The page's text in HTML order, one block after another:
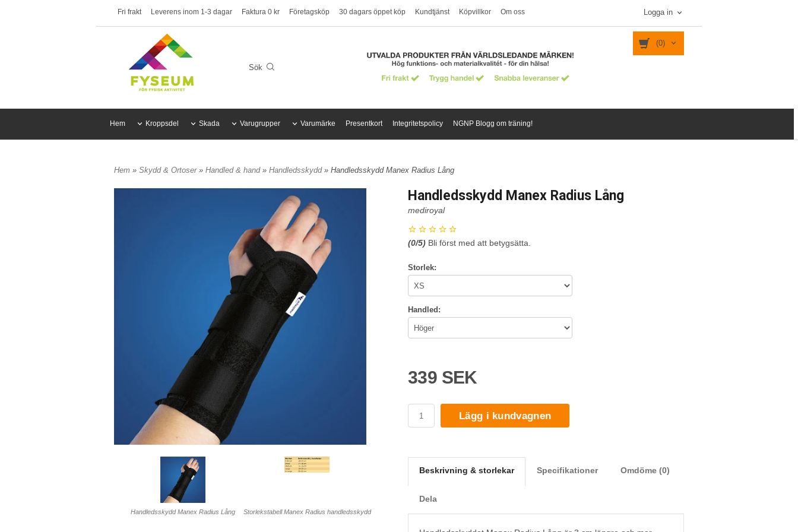
Fri frakt Leverens inom 1-3 dagar Faktura 0 kr Företagsköp 30 dagars öppet köp Kundtjänst Köpvillkor Om oss Logga in
(0)
Hem Kroppsdel Skada Varugrupper Varumärke Presentkort Integritetspolicy NGNP Blogg om träning!
Hem » Skydd & Ortoser » Handled & hand » Handledsskydd » Handledsskydd Manex Radius Lång
Handledsskydd Manex Radius Lång Storlekstabell Manex Radius handledsskydd
Handledsskydd Manex Radius Lång
mediroyal
(0/5) Bli först med att betygsätta.
Storlek:
Handled:
339 SEK
Lägg i kundvagnen
Beskrivning & storlekar Specifikationer Omdöme (0)
Dela